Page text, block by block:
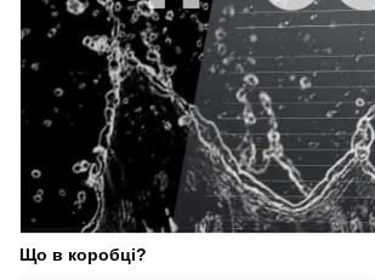
Що в коробці?